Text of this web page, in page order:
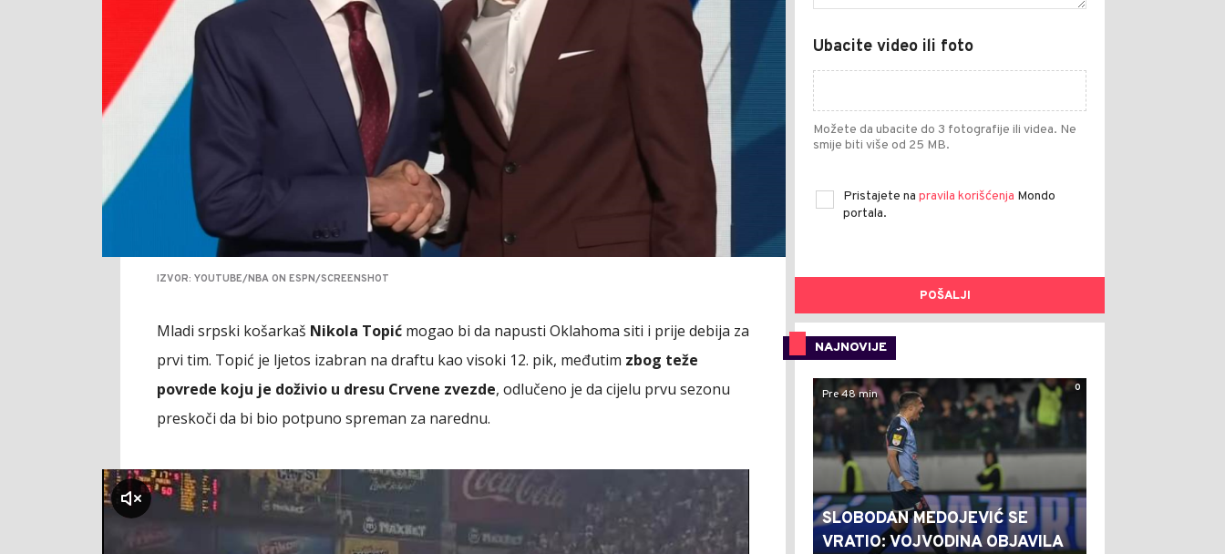
IZVOR: YOUTUBE/NBA ON ESPN/SCREENSHOT
Mladi srpski košarkaš Nikola Topić mogao bi da napusti Oklahoma siti i prije debija za
prvi tim. Topić je ljetos izabran na draftu kao visoki 12. pik, međutim zbog teže
povrede koju je doživio u dresu Crvene zvezde, odlučeno je da cijelu prvu sezonu
preskoči da bi bio potpuno spreman za narednu.
klikni za zvuk
Ubacite video ili foto
Možete da ubacite do 3 fotografije ili videa. Ne
smije biti više od 25 MB.
Pristajete na pravila korišćenja Mondo
portala.
POŠALJI
NAJNOVIJE
0
Pre 48 min
SLOBODAN MEDOJEVIĆ SE
VRATIO: VOJVODINA OBJAVILA